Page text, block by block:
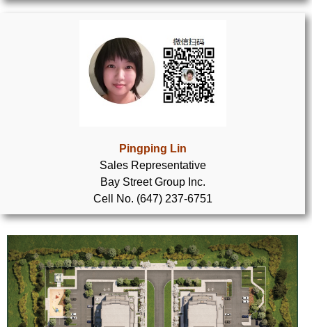
奥克维尔楼花项目
列治文山楼花项目
新居民
留学生指南
实用链接
加拿大房地产网站
Pingping Lin
Sales Representative
Bay Street Group Inc.
Cell No. (647) 237-6751